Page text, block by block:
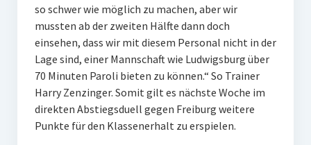
so schwer wie möglich zu machen, aber wir
mussten ab der zweiten Hälfte dann doch
einsehen, dass wir mit diesem Personal nicht in der
Lage sind, einer Mannschaft wie Ludwigsburg über
70 Minuten Paroli bieten zu können.“ So Trainer
Harry Zenzinger. Somit gilt es nächste Woche im
direkten Abstiegsduell gegen Freiburg weitere
Punkte für den Klassenerhalt zu erspielen.